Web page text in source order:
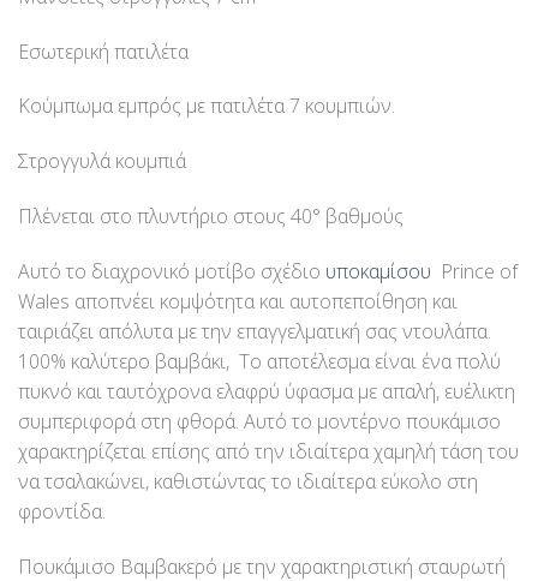
Εσωτερική πατιλέτα
Κούμπωμα εμπρός με πατιλέτα 7 κουμπιών.
Στρογγυλά κουμπιά
Πλένεται στο πλυντήριο στους 40° βαθμούς
Αυτό το διαχρονικό μοτίβο σχέδιο υποκαμίσου Prince of
Wales αποπνέει κομψότητα και αυτοπεποίθηση και
ταιριάζει απόλυτα με την επαγγελματική σας ντουλάπα.
100% καλύτερο βαμβάκι, Το αποτέλεσμα είναι ένα πολύ
πυκνό και ταυτόχρονα ελαφρύ ύφασμα με απαλή, ευέλικτη
συμπεριφορά στη φθορά. Αυτό το μοντέρνο πουκάμισο
χαρακτηρίζεται επίσης από την ιδιαίτερα χαμηλή τάση του
να τσαλακώνει, καθιστώντας το ιδιαίτερα εύκολο στη
φροντίδα.
Πουκάμισο Βαμβακερό με την χαρακτηριστική σταυρωτή